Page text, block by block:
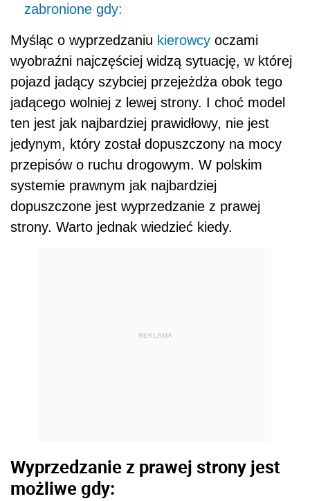
zabronione gdy:
Myśląc o wyprzedzaniu kierowcy oczami
wyobraźni najczęściej widzą sytuację, w której
pojazd jadący szybciej przejeżdża obok tego
jadącego wolniej z lewej strony. I choć model
ten jest jak najbardziej prawidłowy, nie jest
jedynym, który został dopuszczony na mocy
przepisów o ruchu drogowym. W polskim
systemie prawnym jak najbardziej
dopuszczone jest wyprzedzanie z prawej
strony. Warto jednak wiedzieć kiedy.
REKLAMA
Wyprzedzanie z prawej strony jest
możliwe gdy: